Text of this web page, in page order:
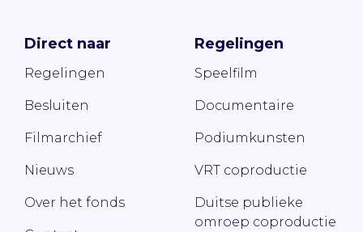
Direct naar
Regelingen
Besluiten
Filmarchief
Nieuws
Over het fonds
Regelingen
Speelfilm
Documentaire
Podiumkunsten
VRT coproductie
Duitse publieke
omroep coproductie